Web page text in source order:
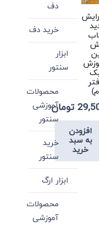
تومان
افزودن
به سبد
خرید
دف
خرید دف
ابزار
سنتور
محصولات
آموزشی
سنتور
خرید
سنتور
ابزار ارگ
محصولات
آموزشی